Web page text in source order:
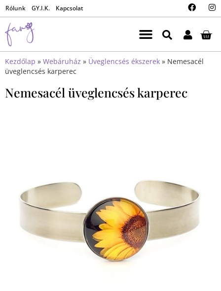
Rólunk GY.I.K. Kapcsolat
Kezdőlap » Webáruház » Üveglencsés ékszerek » Nemesacél
üveglencsés karperec
Nemesacél üveglencsés karperec